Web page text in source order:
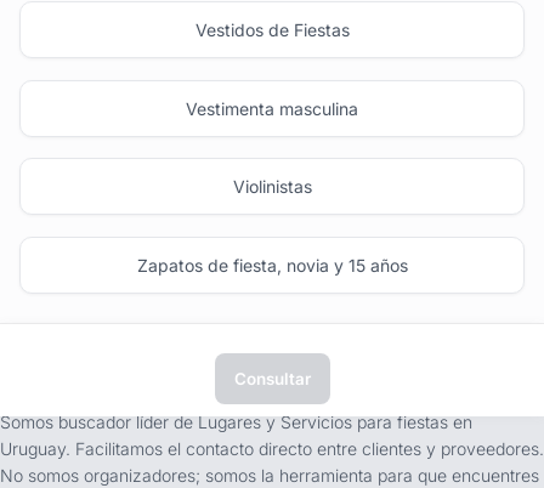
Vestidos de Fiestas
Vestimenta masculina
Violinistas
Zapatos de fiesta, novia y 15 años
Consultar
Somos buscador líder de Lugares y Servicios para fiestas en
Uruguay. Facilitamos el contacto directo entre clientes y proveedores.
No somos organizadores; somos la herramienta para que encuentres